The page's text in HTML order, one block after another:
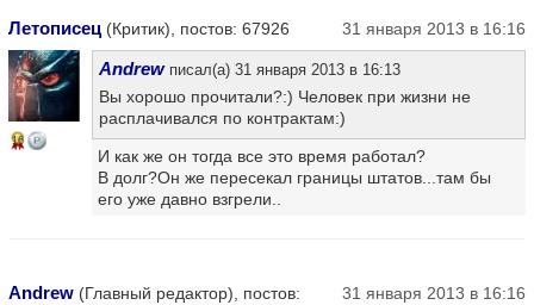
Летописец (Критик), постов: 67926 31 января 2013 в 16:16
16
Andrewписал(а) 31 января 2013 в 16:13
Вы хорошо прочитали?:) Человек при жизни не
расплачивался по контрактам:)
И как же он тогда все это время работал?
В долг?Он же пересекал границы штатов...там бы
его уже давно взгрели..
Andrew (Главный редактор), постов:
31 января 2013 в 16:16